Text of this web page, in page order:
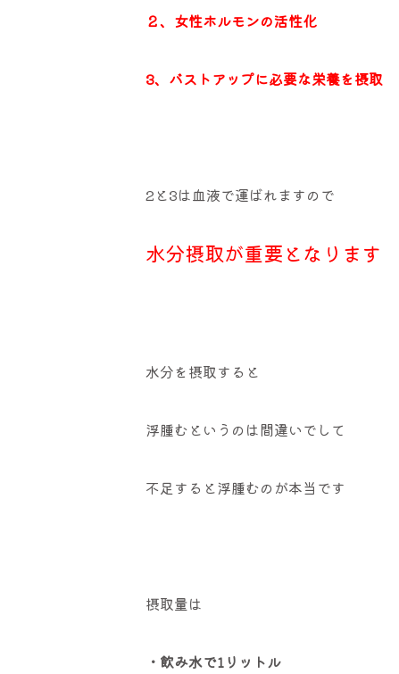
２、女性ホルモンの活性化
3、バストアップに必要な栄養を摂取
2と3は血液で運ばれますので
水分摂取が重要となります
水分を摂取すると
浮腫むというのは間違いでして
不足すると浮腫むのが本当です
摂取量は
・飲み水で1リットル